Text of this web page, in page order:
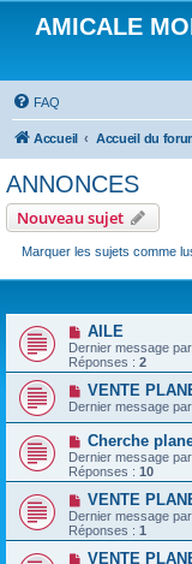
AMICALE
FAQ
Accueil Accueil du
ANNONCES
Nouveau sujet
Marquer les sujets comme
AILE
Dernier message par
Réponses : 2
VENTE
Dernier message par
Cherche
Dernier message par
Réponses : 10
VENTE
Dernier message par
Réponses : 1
VENTE